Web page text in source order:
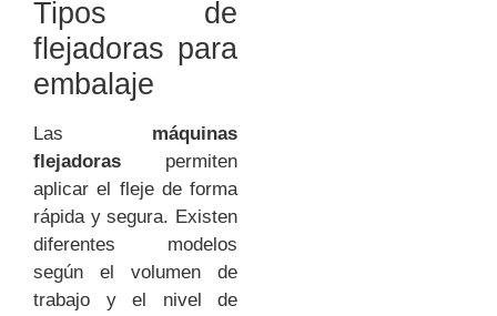
Tipos de
flejadoras para
embalaje
Las máquinas
flejadoras permiten
aplicar el fleje de forma
rápida y segura. Existen
diferentes modelos
según el volumen de
trabajo y el nivel de